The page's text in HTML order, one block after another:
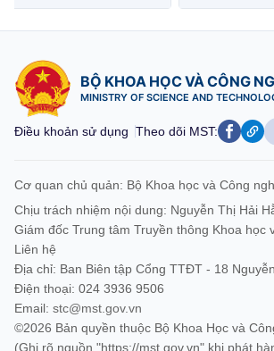
BỘ KHOA HỌC VÀ CÔNG
MINISTRY OF SCIENCE AND
Điều khoản sử dụng Theo dõi MST:
Cơ quan chủ quản: Bộ Khoa học và Công
Chịu trách nhiệm nội dung: Nguyễn Thị Hải
Giám đốc Trung tâm Truyền thông Khoa học
Liên hệ
Địa chỉ: Ban Biên tập Cổng TTĐT - 18
Điện thoại: 024 3936 9506
Email: stc@mst.gov.vn
©2026 Bản quyền thuộc Bộ Khoa Học và
(Ghi rõ nguồn "https://mst.gov.vn" khi phát